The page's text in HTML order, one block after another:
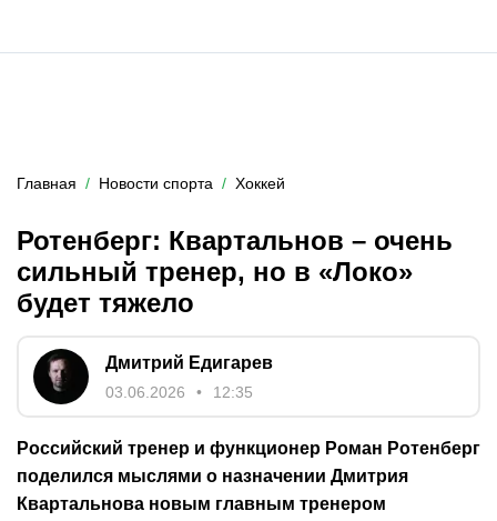
Главная Новости спорта Хоккей
Ротенберг: Квартальнов – очень
сильный тренер, но в «Локо»
будет тяжело
Дмитрий Едигарев
03.06.2026 12:35
Российский тренер и функционер Роман Ротенберг
поделился мыслями о назначении Дмитрия
Квартальнова новым главным тренером